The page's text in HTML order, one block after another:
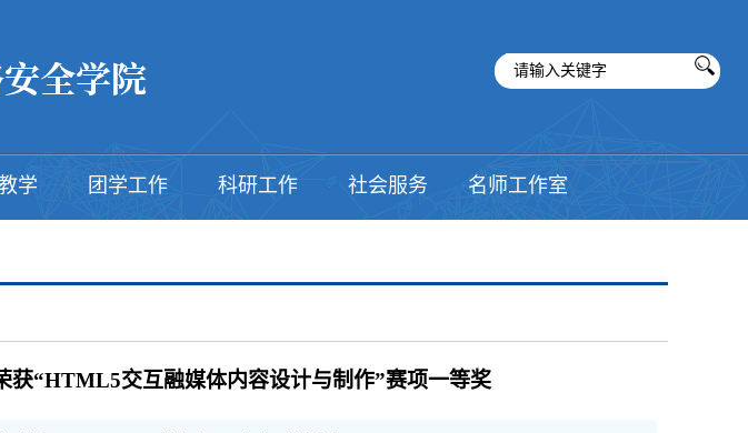
学 团学工作 科研工作 社会服务 名师工作室
获“HTML5交互融媒体内容设计与制作”赛项一等奖